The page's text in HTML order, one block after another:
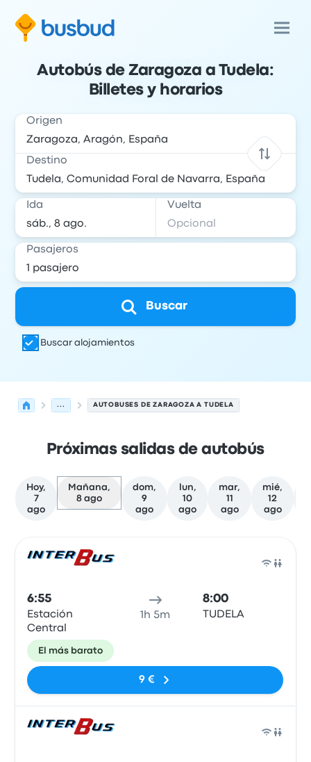
Autobús de Zaragoza a Tudela:
Billetes y horarios
Origen
Destino
Ida Vuelta
Pasajeros
Buscar
Buscar alojamientos
... AUTOBUSES DE ZARAGOZA A TUDELA
Próximas salidas de autobús
Hoy,
7
ago
Mañana,
8 ago
dom,
9
ago
lun,
10
ago
mar,
11
ago
mié,
12
ago
6:55
Estación
Central
1h 5m
8:00
TUDELA
El más barato
9 €